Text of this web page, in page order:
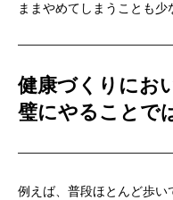
ままやめてしまうことも少
健康づくりにお
璧にやることで
例えば、普段ほとんど歩